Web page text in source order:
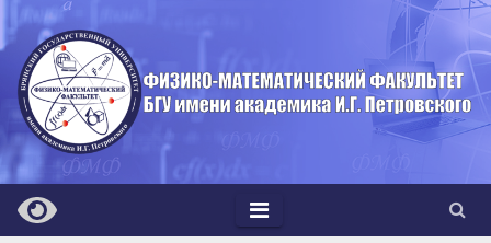
Перейти
к
содержимому